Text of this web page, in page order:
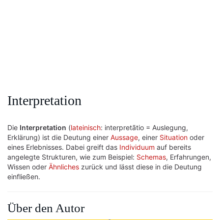
Interpretation
Die Interpretation (lateinisch: interpretātio = Auslegung,
Erklärung) ist die Deutung einer Aussage, einer Situation oder
eines Erlebnisses. Dabei greift das Individuum auf bereits
angelegte Strukturen, wie zum Beispiel: Schemas, Erfahrungen,
Wissen oder Ähnliches zurück und lässt diese in die Deutung
einfließen.
Über den Autor